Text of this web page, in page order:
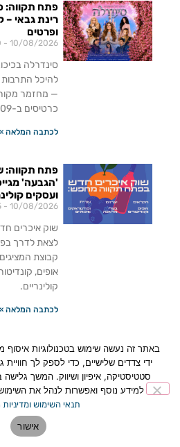
פתח תקווה:
ופרטים
10/08/2026
סינדרלה
— מחזמר
כרטיסים ב-109 ₪.
לכתבה המלאה
פתח תקווה:
'הגבעה'
ועסקים
10/08/2026
שוק איכרים
לצאת לדרך
קבוצת
אופים,
קולינריים.
לכתבה המלאה
תערוכת
פתח תקווה
ייחודית
10/08/2026
מוזיאון פתח
לכתליו ומציג
ידי צדדים שלישיים, כדי לספק לך חוויית
סטטיסטיקה, איפיון ושיווק. המשך
למידע נוסף ואפשרות לנהל את
תנאי השימוש
אישור